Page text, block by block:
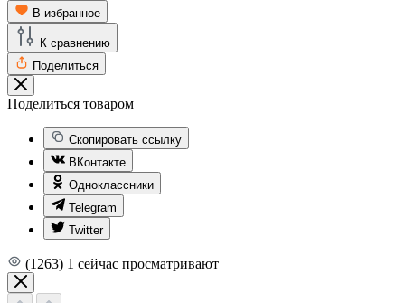
В избранное
К сравнению
Поделиться
Поделиться товаром
Скопировать ссылку
ВКонтакте
Одноклассники
Telegram
Twitter
(1263) 1 сейчас просматривают